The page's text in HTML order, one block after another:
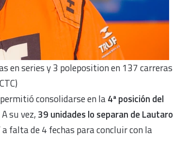
en series y 3 poleposition en 137 carreras
consolidarse en la4ª posición del
su vez, 39 unidades lo separan de Lautaro
a falta de 4 fechas para concluir con la